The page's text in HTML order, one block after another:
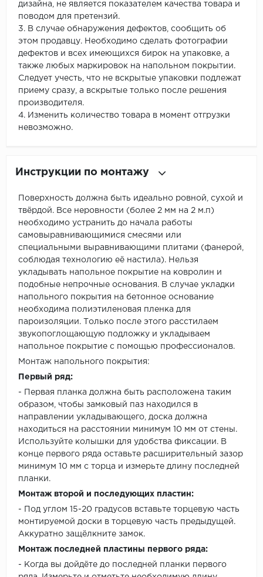
дизайна, не является показателем качества товара и
поводом для претензий.
3. В случае обнаружения дефектов, сообщить об
этом продавцу. Необходимо сделать фотографии
дефектов и всех имеющихся бирок на упаковке, а
также любых маркировок на напольном покрытии.
Следует учесть, что не вскрытые упаковки подлежат
приему сразу, а вскрытые только после решения
производителя.
4. Изменить количество товара в момент отгрузки
невозможно.
Инструкции по монтажу
Поверхность должна быть идеально ровной, сухой и
твёрдой. Все неровности (более 2 мм на 2 м.п)
необходимо устранить до начала работы
самовыравнивающимися смесями или
специальными выравнивающими плитами (фанерой,
соблюдая технологию её настила). Нельзя
укладывать напольное покрытие на ковролин и
подобные непрочные основания. В случае укладки
напольного покрытия на бетонное основание
необходима полиэтиленовая пленка для
пароизоляции. Только после этого расстилаем
звукопоглощающую подложку и укладываем
напольное покрытие с помощью профессионалов.
Монтаж напольного покрытия:
Первый ряд:
- Первая планка должна быть расположена таким
образом, чтобы замковый паз находился в
направлении укладывающего, доска должна
находиться на расстоянии минимум 10 мм от стены.
Используйте колышки для удобства фиксации. В
конце первого ряда оставьте расширительный зазор
минимум 10 мм с торца и измерьте длину последней
планки.
Монтаж второй и последующих пластин:
- Под углом 15-20 градусов вставьте торцевую часть
монтируемой доски в торцевую часть предыдущей.
Аккуратно защёлкните замок.
Монтаж последней пластины первого ряда:
- Когда вы дойдёте до последней планки первого